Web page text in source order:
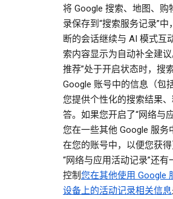
将 Google 搜索、地图、购
录保存到“搜索服务记录”
断的会话继续与 AI 模式互
索内容显示为自动补全建
推荐”处于开启状态时，搜
Google 账号中的信息（包
您提供个性化的搜索结果
答。如果您开启了“网络与
您在一些其他 Google 服务
在您的账号中，以便您获得
“网络与应用活动记录”还
控制您在其他使用 Google
设备上的活动记录相关信息